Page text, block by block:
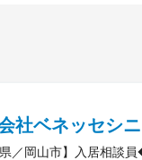
社ベネッセシ
県／岡山市】入居相談